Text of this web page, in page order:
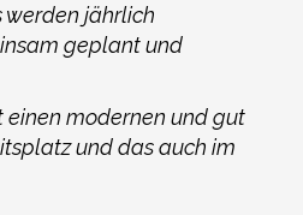
werden jährlich
geplant und
modernen und gut
und das auch im